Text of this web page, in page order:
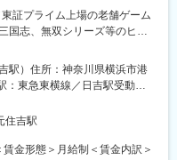
ら組織を作り上げていく段階
魅力です。
の一員】
康、楽しみ、便利さを創造す
証プライム上場の老舗ゲーム
国志、無双シリーズ等のヒッ
する制作業務をお任せしま
の企画や制作を行う業務とな
等コーエーテクモグループの
ジナルIPなど、様々なコンテ
駅）住所：神奈川県横浜市港
：東急東横線／日吉駅受動喫
住吉駅
金形態＞月給制＜賃金内訳＞